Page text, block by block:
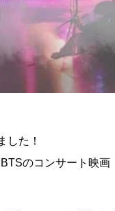
した！
のコンサート映画